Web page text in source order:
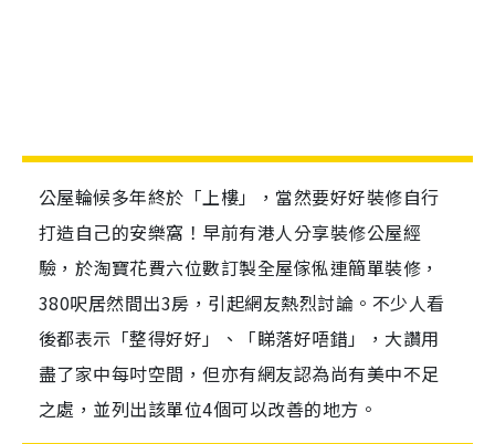
公屋輪候多年終於「上樓」，當然要好好裝修自行
打造自己的安樂窩！早前有港人分享裝修公屋經
驗，於淘寶花費六位數訂製全屋傢俬連簡單裝修，
380呎居然間出3房，引起網友熱烈討論。不少人看
後都表示「整得好好」、「睇落好唔錯」，大讚用
盡了家中每吋空間，但亦有網友認為尚有美中不足
之處，並列出該單位4個可以改善的地方。